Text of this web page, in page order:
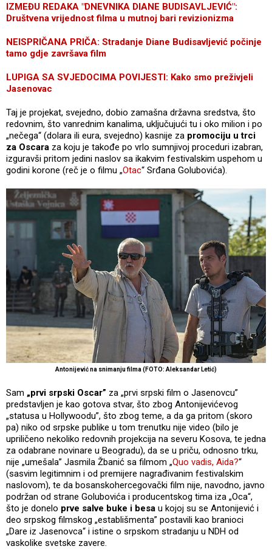
IZMEĐU REDAKA "DNEVNIKA DIANE BUDISAVLJEVIĆ":
Društvena vrijednost filma u mutnoj bari revizionizma
NEISPRIČANA PRIČA: Stradanje Diane Budisavljević počinje
tamo gdje završava film
LUPIGA SA SVJEDOCIMA POVIJESTI: Kako smo preživjeli
Jasenovac
Taj je projekat, svejedno, dobio zamašna državna sredstva, što
redovnim, što vanrednim kanalima, uključujući tu i oko milion i po
„nečega“ (dolara ili eura, svejedno) kasnije za promociju u trci
za Oscara za koju je takođe po vrlo sumnjivoj proceduri izabran,
izguravši pritom jedini naslov sa ikakvim festivalskim uspehom u
godini korone (reč je o filmu „Otac“ Srđana Golubovića).
Antonijević na snimanju filma (FOTO: Aleksandar Letić)
Sam „prvi srpski Oscar” za „prvi srpski film o Jasenovcu”
predstavljen je kao gotova stvar, što zbog Antonijevićevog
„statusa u Hollywoodu”, što zbog teme, a da ga pritom (skoro
pa) niko od srpske publike u tom trenutku nije video (bilo je
upriličeno nekoliko redovnih projekcija na severu Kosova, te jedna
za odabrane novinare u Beogradu), da se u priču, odnosno trku,
nije „umešala” Jasmila Žbanić sa filmom „Quo vadis, Aida?“
(sasvim legitimnim i od premijere nagrađivanim festivalskim
naslovom), te da bosanskohercegovački film nije, navodno, javno
podržan od strane Golubovića i producentskog tima iza „Oca“,
što je donelo prve salve buke i besa u kojoj su se Antonijević i
deo srpskog filmskog „establišmenta” postavili kao branioci
„Dare iz Jasenovca“ i istine o srpskom stradanju u NDH od
vaskolike svetske zavere.